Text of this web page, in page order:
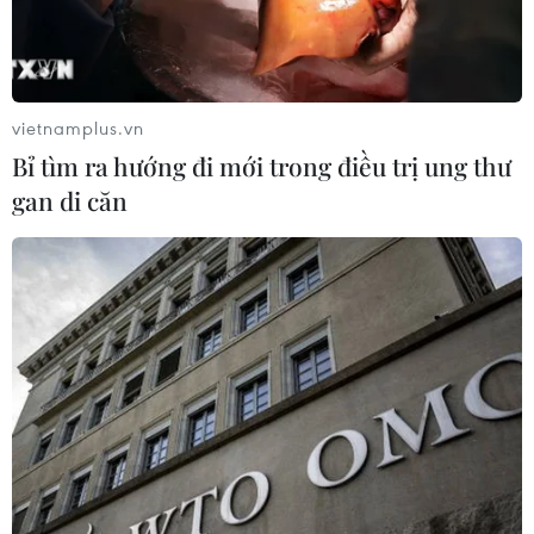
"Hoa Hồng"
06/08/2026 15:04
Bãi bỏ một số văn bản quy phạm
pháp luật không còn phù hợp
06/08/2026 09:59
Khởi tố người đi bộ gây tai nạn chết
người trên quốc lộ ở Quảng Trị
06/08/2026 09:44
Khởi tố Chủ tịch Hội đồng quản trị,
Giám đốc Công ty cổ phần Mekolor
vietnamplus.vn
Bỉ tìm ra hướng đi mới trong điều trị ung thư
gan di căn